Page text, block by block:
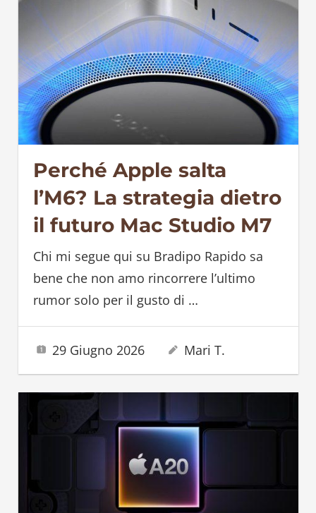
Perché Apple salta
l’M6? La strategia dietro
il futuro Mac Studio M7
Chi mi segue qui su Bradipo Rapido sa
bene che non amo rincorrere l’ultimo
rumor solo per il gusto di …
29 Giugno 2026 Mari T.